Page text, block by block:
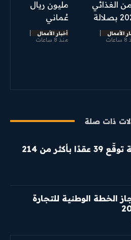
الغذائي
الأعمال
مليون ريال
عُماني
أخبار الأعمال
منذ 8 ساعات
ذات صلة
مدينة صحار الصناعية توقّع 39 عقدًا بأكثر من 214
الخطة الوطنية للتجارة